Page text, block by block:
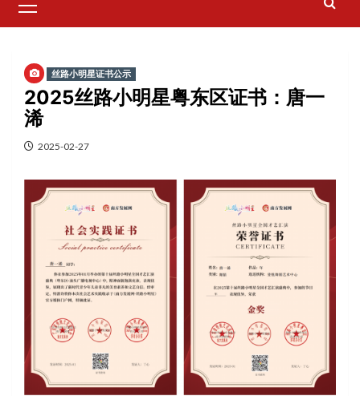
Menu
丝路小明星证书公示
2025丝路小明星粤东区证书：唐一
浠
2025-02-27